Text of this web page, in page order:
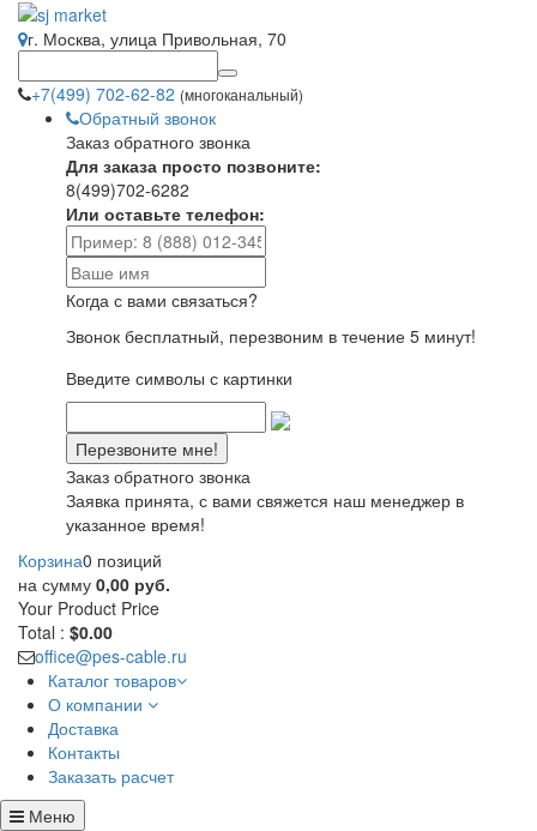
г. Москва, улица Привольная, 70
+7(499) 702-62-82 (многоканальный)
Обратный звонок
Заказ обратного звонка
Для заказа просто позвоните:
8(499)702-6282
Или оставьте телефон:
Когда с вами связаться?
Звонок бесплатный, перезвоним в течение 5 минут!
Введите символы с картинки
Заказ обратного звонка
Заявка принята, с вами свяжется наш менеджер в
указанное время!
Корзина0 позиций
на сумму 0,00 руб.
Your Product Price
Total : $0.00
office@pes-cable.ru
Каталог товаров
О компании
Доставка
Контакты
Заказать расчет
Меню